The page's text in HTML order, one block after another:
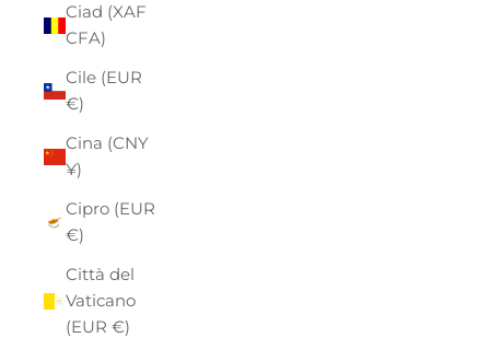
Ciad (XAF
CFA)
Cile (EUR
€)
Cina (CNY
¥)
Cipro (EUR
€)
Città del
Vaticano
(EUR €)